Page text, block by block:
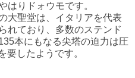
はりドォウモです。
大聖堂は、イタリアを代表
れており、多数のステンド
本にもなる尖塔の迫力は圧
要したようです。